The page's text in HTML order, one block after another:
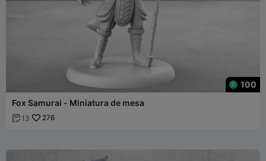
100
Fox Samurai - Miniatura de mesa
 13 276